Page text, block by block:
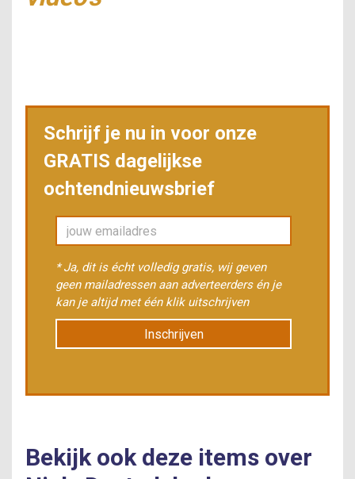
Schrijf je nu in voor onze
GRATIS dagelijkse
ochtendnieuwsbrief
* Ja, dit is écht volledig gratis, wij geven
geen mailadressen aan adverteerders én je
kan je altijd met één klik uitschrijven
Inschrijven
Bekijk ook deze items over